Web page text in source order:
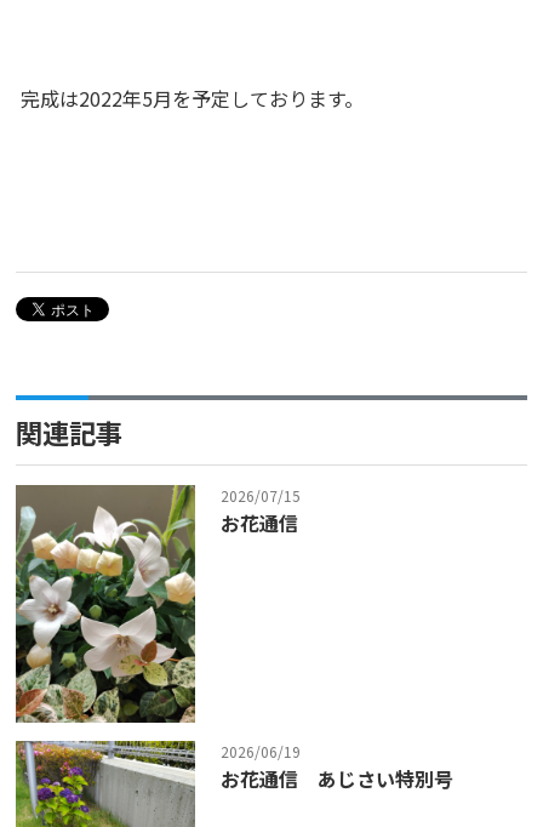
完成は2022年5月を予定しております。
関連記事
2026/07/15
お花通信
2026/06/19
お花通信 あじさい特別号